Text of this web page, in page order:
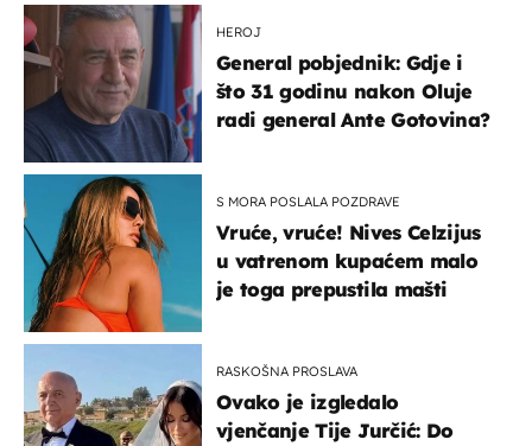
HEROJ
General pobjednik: Gdje i
što 31 godinu nakon Oluje
radi general Ante Gotovina?
S MORA POSLALA POZDRAVE
Vruće, vruće! Nives Celzijus
u vatrenom kupaćem malo
je toga prepustila mašti
RASKOŠNA PROSLAVA
Ovako je izgledalo
vjenčanje Tije Jurčić: Do